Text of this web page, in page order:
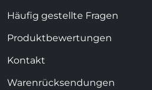
Häufig gestellte Fragen
Produktbewertungen
Kontakt
Warenrücksendungen